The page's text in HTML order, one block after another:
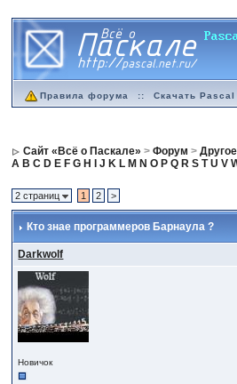
Правила форума :: Скачать Pascal
Сайт «Всё о Паскале» >Форум >Другое
A B C D E F G H J K L M N O P Q R S T U V
2 страниц 1 2 >
Кто знае программеров Барнаула ?
Darkwolf
Новичок